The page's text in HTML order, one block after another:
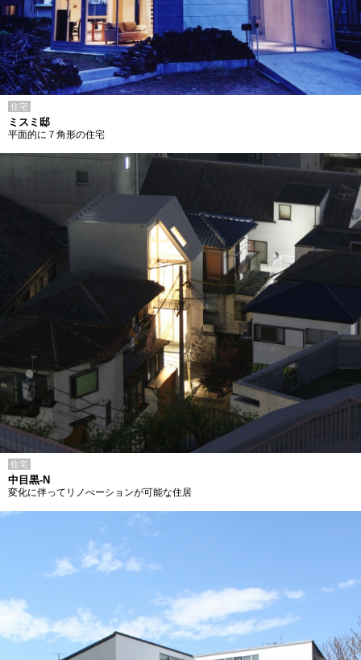
住宅
ミスミ邸
平面的に７角形の住宅
住宅
中目黒-N
変化に伴ってリノべーションが可能な住居